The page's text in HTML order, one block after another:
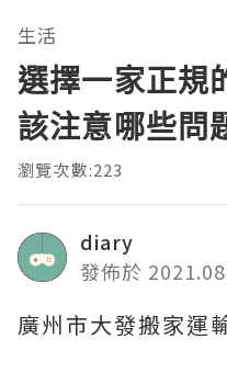
生活
選擇一家正規
該注意哪些問
瀏覽次數:223
diary
發佈於
廣州市大發搬家運